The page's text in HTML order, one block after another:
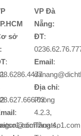
sở
:
:
VP Đà
Nẵng:
ĐT:
Email:
Địa chỉ:
Phòng
4.2.3,
Tầng 4,